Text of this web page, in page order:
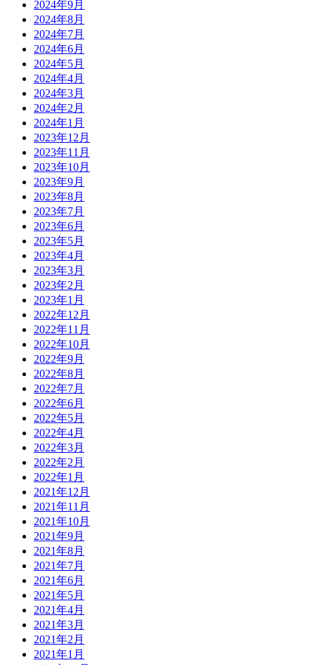
2024年9月
2024年8月
2024年7月
2024年6月
2024年5月
2024年4月
2024年3月
2024年2月
2024年1月
2023年12月
2023年11月
2023年10月
2023年9月
2023年8月
2023年7月
2023年6月
2023年5月
2023年4月
2023年3月
2023年2月
2023年1月
2022年12月
2022年11月
2022年10月
2022年9月
2022年8月
2022年7月
2022年6月
2022年5月
2022年4月
2022年3月
2022年2月
2022年1月
2021年12月
2021年11月
2021年10月
2021年9月
2021年8月
2021年7月
2021年6月
2021年5月
2021年4月
2021年3月
2021年2月
2021年1月